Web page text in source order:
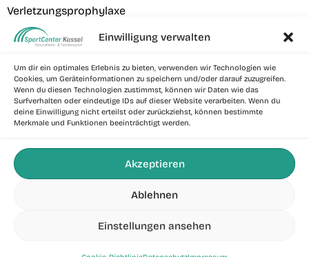
Einwilligung verwalten
Um dir ein optimales Erlebnis zu bieten, verwenden wir Technologien wie
Cookies, um Geräteinformationen zu speichern und/oder darauf zuzugreifen.
Wenn du diesen Technologien zustimmst, können wir Daten wie das
Surfverhalten oder eindeutige IDs auf dieser Website verarbeiten. Wenn du
deine Einwilligung nicht erteilst oder zurückziehst, können bestimmte
Merkmale und Funktionen beeinträchtigt werden.
Akzeptieren
Ablehnen
Einstellungen ansehen
Verletzungsprophylaxe
Beliebte Kurse
Rücken Fit „Bauch-Rücken-Training“
Hatha Yoga
Body Fit – Intervalltraining
Sling Fit Training
Zirkeltraining für Balance & Koordination